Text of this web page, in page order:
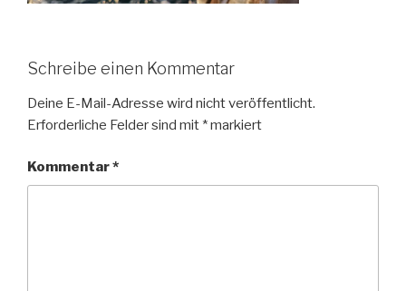
Schreibe einen Kommentar
Deine E-Mail-Adresse wird nicht veröffentlicht.
Erforderliche Felder sind mit *markiert
Kommentar*